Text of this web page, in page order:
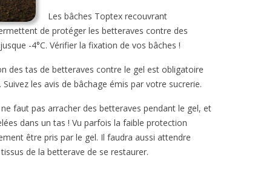
Les bâches Toptex recouvrant
de protéger les betteraves contre des
-4°C. Vérifier la fixation de vos bâches !
des tas de betteraves contre le gel est obligatoire
les avis de bâchage émis par votre sucrerie.
faut pas arracher des betteraves pendant le gel, et
dans un tas ! Vu parfois la faible protection
être pris par le gel. Il faudra aussi attendre
de la betterave de se restaurer.